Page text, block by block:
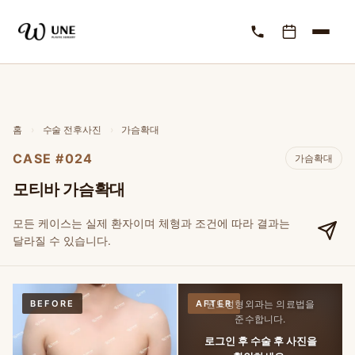
홈 › 수술 전후사진 › 가슴확대
CASE #024 가슴확대
모티바 가슴확대
모든 케이스는 실제 환자이며 체형과 조건에 따라 결과는
달라질 수 있습니다.
BEFORE AFTER
윈느성형외과는 의료법을
준수합니다.
로그인 후 수술 후 사진을